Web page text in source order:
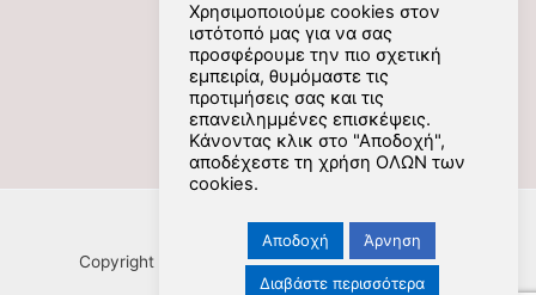
Social
Copyright [Nafplios] [2021] [kookoovaya.online] |
Χρησιμοποιούμε cookies στον
ιστότοπό μας για να σας
προσφέρουμε την πιο σχετική
εμπειρία, θυμόμαστε τις
προτιμήσεις σας και τις
επανειλημμένες επισκέψεις.
Κάνοντας κλικ στο "Αποδοχή",
αποδέχεστε τη χρήση ΟΛΩΝ των
cookies.
Αποδοχή Άρνηση
Διαβάστε περισσότερα